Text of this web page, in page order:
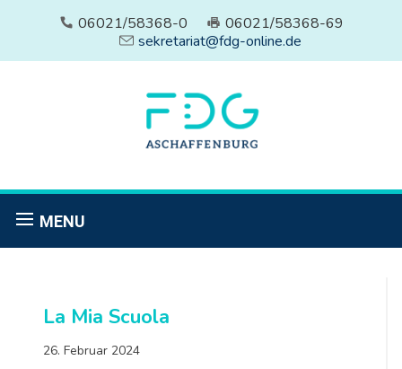
06021/58368-0
06021/58368-69
sekretariat@fdg-online.de
MENU
La Mia Scuola
26. Februar 2024